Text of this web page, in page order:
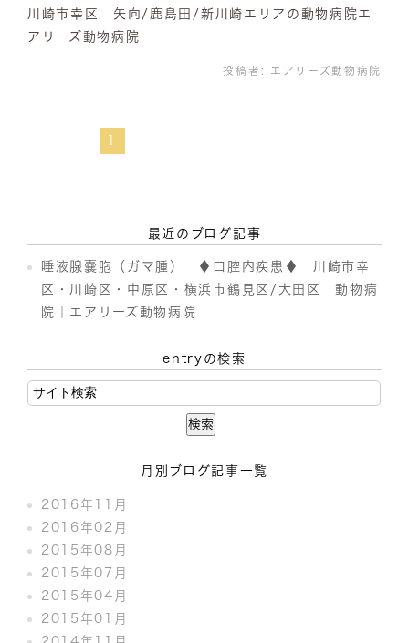
川崎市幸区 矢向/鹿島田/新川崎エリアの動物病院エ
アリーズ動物病院
投稿者: エアリーズ動物病院
1
最近のブログ記事
唾液腺嚢胞（ガマ腫） ♦口腔内疾患♦ 川崎市幸
区・川崎区・中原区・横浜市鶴見区/大田区 動物病
院｜エアリーズ動物病院
entryの検索
月別ブログ記事一覧
2016年11月
2016年02月
2015年08月
2015年07月
2015年04月
2015年01月